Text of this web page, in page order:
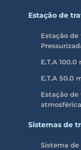
Estação de
Estação
E.T.A
E.T.A 50.0
Estação
atmosférica
Sistemas de
Sistema de